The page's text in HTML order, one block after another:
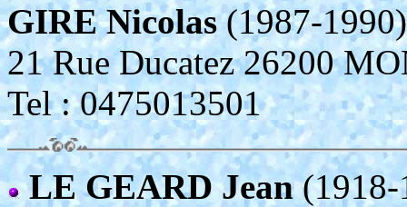
GIRE Nicolas(1987-1990)
21 Rue Ducatez 26200
Tel : 0475013501
LE GEARD Jean(1918-